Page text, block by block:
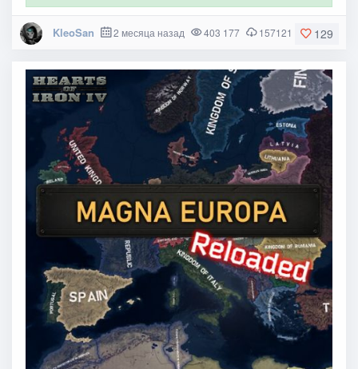
129
KleoSan 2 месяца назад 403 177 157121